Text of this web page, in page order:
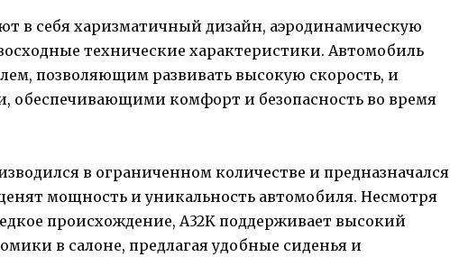
в себя харизматичный дизайн, аэродинамическую
технические характеристики. Автомобиль
позволяющим развивать высокую скорость, и
обеспечивающими комфорт и безопасность во время
в ограниченном количестве и предназначался
мощность и уникальность автомобиля. Несмотря
происхождение, A32K поддерживает высокий
в салоне, предлагая удобные сиденья и